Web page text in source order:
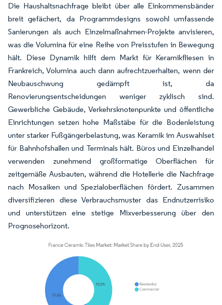
Die Haushaltsnachfrage bleibt über alle Einkommensbänder
breit gefächert, da Programmdesigns sowohl umfassende
Sanierungen als auch Einzelmaßnahmen-Projekte anvisieren,
was die Volumina für eine Reihe von Preisstufen in Bewegung
hält. Diese Dynamik hilft dem Markt für Keramikfliesen in
Frankreich, Volumina auch dann aufrechtzuerhalten, wenn der
Neubauschwung gedämpft ist, da
Renovierungsentscheidungen weniger zyklisch sind.
Gewerbliche Gebäude, Verkehrsknotenpunkte und öffentliche
Einrichtungen setzen hohe Maßstäbe für die Bodenleistung
unter starker Fußgängerbelastung, was Keramik im Auswahlset
für Bahnhofshallen und Terminals hält. Büros und Einzelhandel
verwenden zunehmend großformatige Oberflächen für
zeitgemäße Ausbauten, während die Hotellerie die Nachfrage
nach Mosaiken und Spezialoberflächen fördert. Zusammen
diversifizieren diese Verbrauchsmuster das Endnutzerrisiko
und unterstützen eine stetige Mixverbesserung über den
Prognosehorizont.